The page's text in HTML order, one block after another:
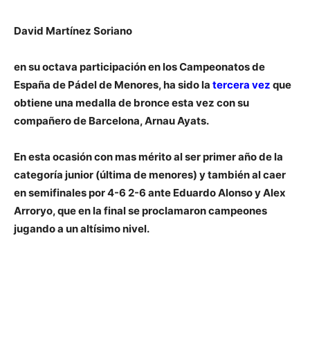
David Martínez Soriano
en su octava participación en losCampeonatos de
España de Pádel de Menores, ha sido la tercera vez que
obtiene una medalla de bronceesta vez con su
compañero de Barcelona, Arnau Ayats.
En esta ocasión con mas mérito al ser primer año de la
categoría junior (última de menores) y también al caer
en semifinales por 4-6 2-6 ante Eduardo Alonso y Alex
Arroryo, que en la final se proclamaron campeones
jugando a un altísimo nivel.